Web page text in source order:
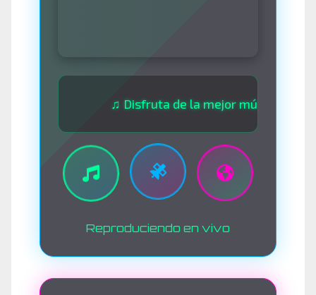
♫ Disfruta de la mejor música las 24
Reproduciendo en vivo